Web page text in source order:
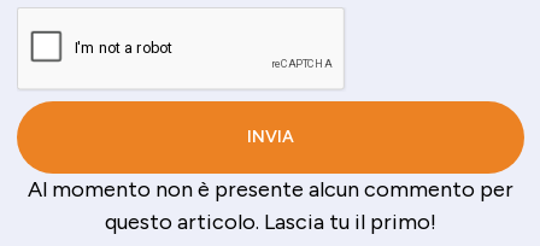
Al momento non è presente alcun commento per
questo articolo. Lascia tu il primo!